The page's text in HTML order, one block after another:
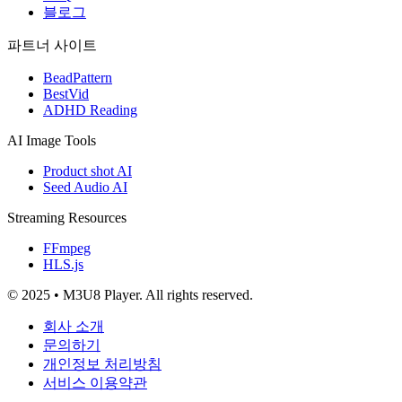
블로그
파트너 사이트
BeadPattern
BestVid
ADHD Reading
AI Image Tools
Product shot AI
Seed Audio AI
Streaming Resources
FFmpeg
HLS.js
© 2025 • M3U8 Player. All rights reserved.
회사 소개
문의하기
개인정보 처리방침
서비스 이용약관